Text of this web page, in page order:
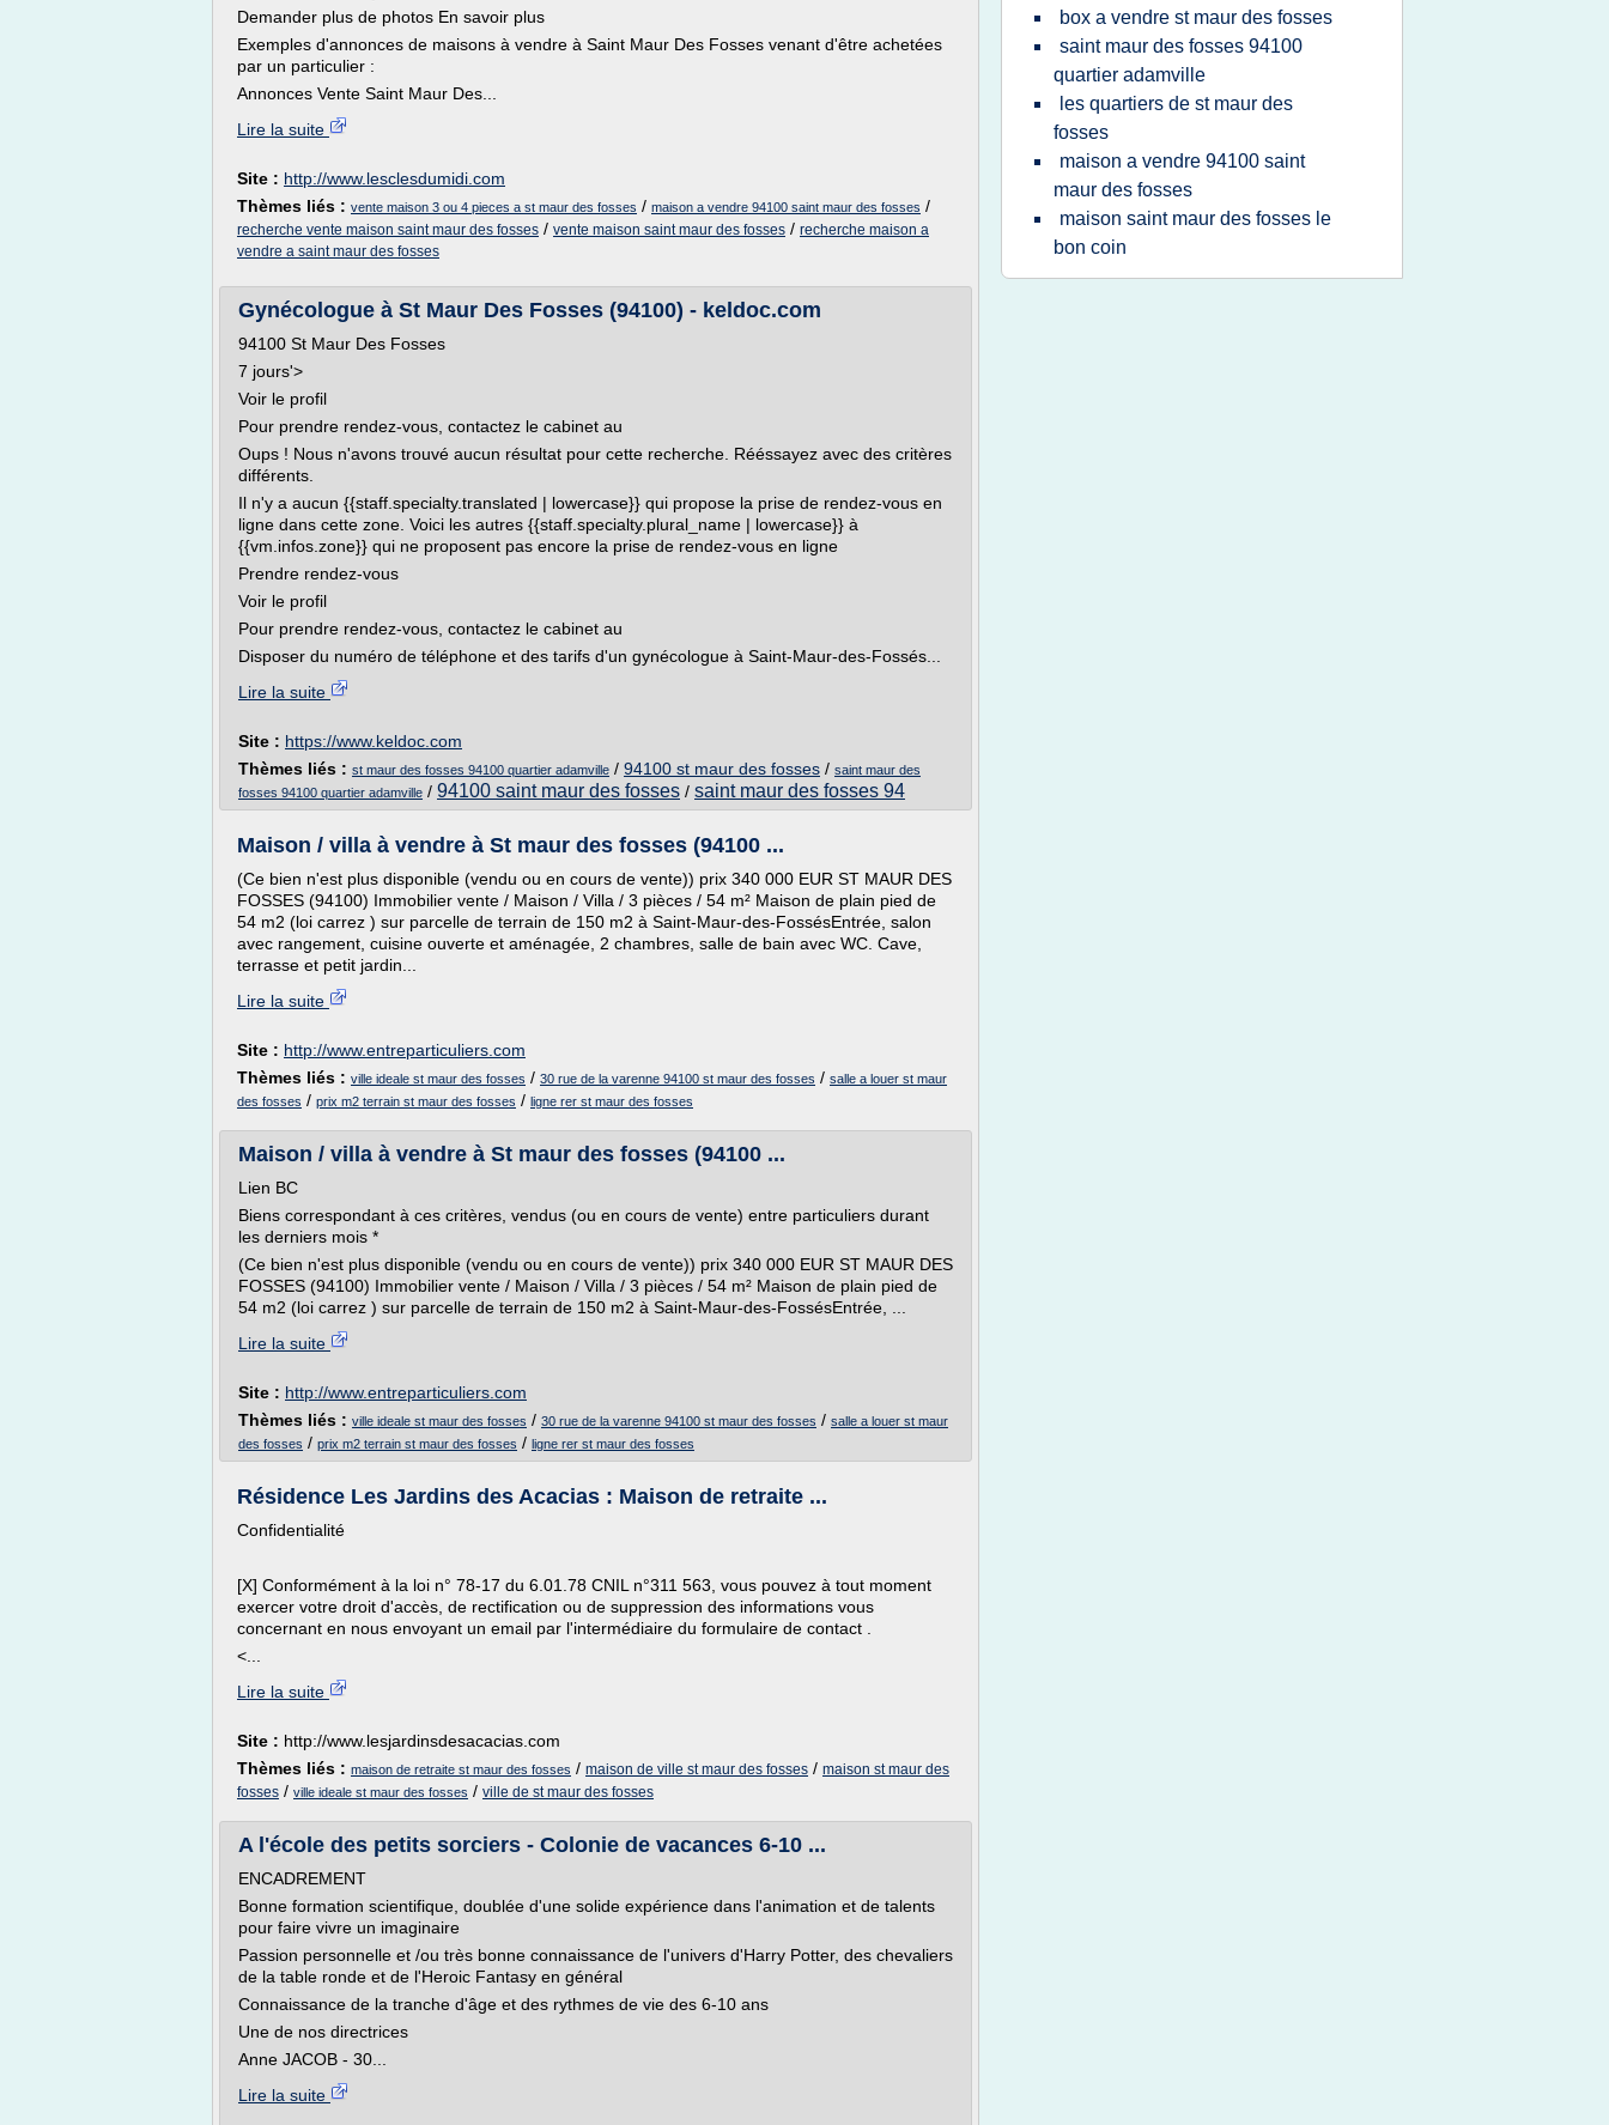
Demander plus de photos En savoir plus
Exemples d'annonces de maisons à vendre à Saint Maur Des Fosses venant d'être achetées
par un particulier :
Annonces Vente Saint Maur Des...
Lire la suite
Site : http://www.lesclesdumidi.com
Thèmes liés : vente maison 3 ou 4 pieces a st maur des fosses / maison a vendre 94100 saint maur des fosses /
recherche vente maison saint maur des fosses / vente maison saint maur des fosses / recherche maison a
vendre a saint maur des fosses
Gynécologue à St Maur Des Fosses (94100) - keldoc.com
94100 St Maur Des Fosses
7 jours'>
Voir le profil
Pour prendre rendez-vous, contactez le cabinet au
Oups ! Nous n'avons trouvé aucun résultat pour cette recherche. Rééssayez avec des critères
différents.
Il n'y a aucun {{staff.specialty.translated | lowercase}} qui propose la prise de rendez-vous en
ligne dans cette zone. Voici les autres {{staff.specialty.plural_name | lowercase}} à
{{vm.infos.zone}} qui ne proposent pas encore la prise de rendez-vous en ligne
Prendre rendez-vous
Voir le profil
Pour prendre rendez-vous, contactez le cabinet au
Disposer du numéro de téléphone et des tarifs d'un gynécologue à Saint-Maur-des-Fossés...
Lire la suite
Site : https://www.keldoc.com
Thèmes liés : st maur des fosses 94100 quartier adamville / 94100 st maur des fosses / saint maur des
fosses 94100 quartier adamville / 94100 saint maur des fosses / saint maur des fosses 94
Maison / villa à vendre à St maur des fosses (94100 ...
(Ce bien n'est plus disponible (vendu ou en cours de vente)) prix 340 000 EUR ST MAUR DES
FOSSES (94100) Immobilier vente / Maison / Villa / 3 pièces / 54 m² Maison de plain pied de
54 m2 (loi carrez ) sur parcelle de terrain de 150 m2 à Saint-Maur-des-FossésEntrée, salon
avec rangement, cuisine ouverte et aménagée, 2 chambres, salle de bain avec WC. Cave,
terrasse et petit jardin...
Lire la suite
Site : http://www.entreparticuliers.com
Thèmes liés : ville ideale st maur des fosses / 30 rue de la varenne 94100 st maur des fosses / salle a louer st maur
des fosses / prix m2 terrain st maur des fosses / ligne rer st maur des fosses
Maison / villa à vendre à St maur des fosses (94100 ...
Lien BC
Biens correspondant à ces critères, vendus (ou en cours de vente) entre particuliers durant
les derniers mois *
(Ce bien n'est plus disponible (vendu ou en cours de vente)) prix 340 000 EUR ST MAUR DES
FOSSES (94100) Immobilier vente / Maison / Villa / 3 pièces / 54 m² Maison de plain pied de
54 m2 (loi carrez ) sur parcelle de terrain de 150 m2 à Saint-Maur-des-FossésEntrée, ...
Lire la suite
Site : http://www.entreparticuliers.com
Thèmes liés : ville ideale st maur des fosses / 30 rue de la varenne 94100 st maur des fosses / salle a louer st maur
des fosses / prix m2 terrain st maur des fosses / ligne rer st maur des fosses
Résidence Les Jardins des Acacias : Maison de retraite ...
Confidentialité
[X] Conformément à la loi n° 78-17 du 6.01.78 CNIL n°311 563, vous pouvez à tout moment
exercer votre droit d'accès, de rectification ou de suppression des informations vous
concernant en nous envoyant un email par l'intermédiaire du formulaire de contact .
<...
Lire la suite
Site : http://www.lesjardinsdesacacias.com
Thèmes liés : maison de retraite st maur des fosses / maison de ville st maur des fosses / maison st maur des
fosses / ville ideale st maur des fosses / ville de st maur des fosses
A l'école des petits sorciers - Colonie de vacances 6-10 ...
ENCADREMENT
Bonne formation scientifique, doublée d'une solide expérience dans l'animation et de talents
pour faire vivre un imaginaire
Passion personnelle et /ou très bonne connaissance de l'univers d'Harry Potter, des chevaliers
de la table ronde et de l'Heroic Fantasy en général
Connaissance de la tranche d'âge et des rythmes de vie des 6-10 ans
Une de nos directrices
Anne JACOB - 30...
Lire la suite
box a vendre st maur des fosses
saint maur des fosses 94100
quartier adamville
les quartiers de st maur des
fosses
maison a vendre 94100 saint
maur des fosses
maison saint maur des fosses le
bon coin